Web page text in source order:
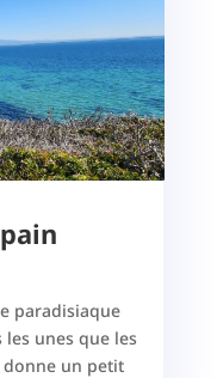
paradisiaque
unes que les
donne un petit